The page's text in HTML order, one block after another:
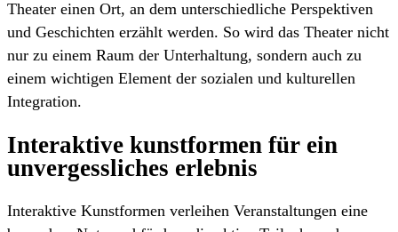
Theater einen Ort, an dem unterschiedliche Perspektiven
und Geschichten erzählt werden. So wird das Theater nicht
nur zu einem Raum der Unterhaltung, sondern auch zu
einem wichtigen Element der sozialen und kulturellen
Integration.
Interaktive kunstformen für ein
unvergessliches erlebnis
Interaktive Kunstformen verleihen Veranstaltungen eine